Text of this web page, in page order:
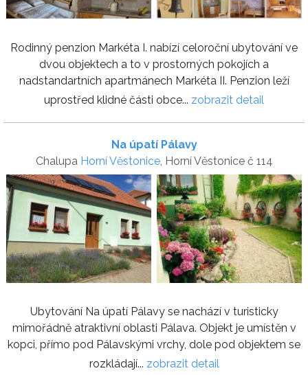
Rodinný penzion Markéta I. nabízí celoroční ubytování ve
dvou objektech a to v prostorných pokojích a
nadstandartních apartmánech Markéta II. Penzion leží
uprostřed klidné části obce... zobrazit detail
Na úpatí Pálavy
Chalupa Horní Věstonice, Horní Věstonice č 114
Ubytování Na úpatí Pálavy se nachází v turisticky
mimořádně atraktivní oblasti Pálava. Objekt je umístěn v
kopci, přímo pod Pálavskými vrchy, dole pod objektem se
rozkládají... zobrazit detail